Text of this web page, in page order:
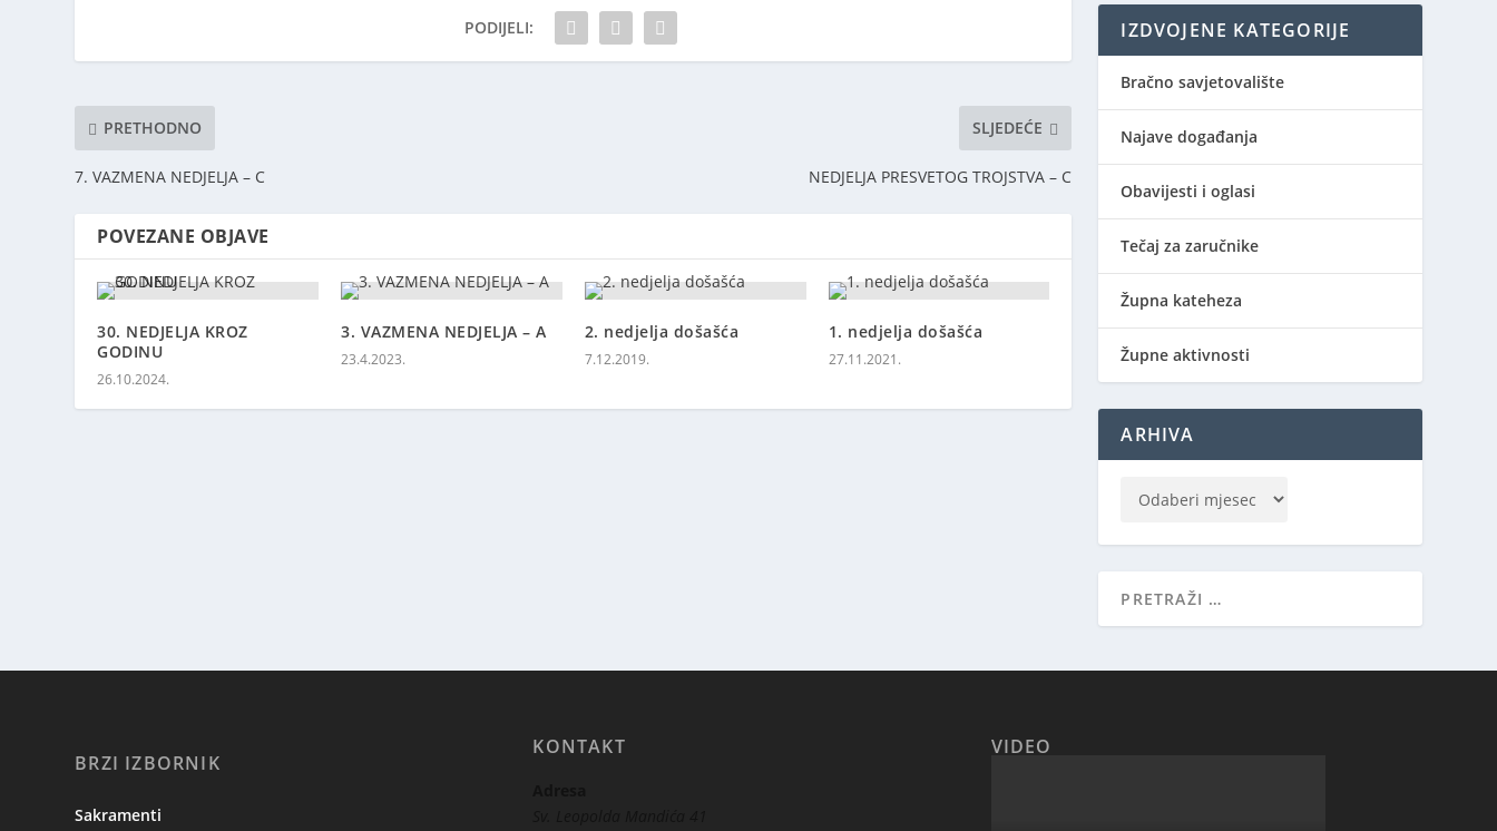
PODIJELI:
PRETHODNO
7. VAZMENA NEDJELJA – C
SLJEDEĆE
NEDJELJA PRESVETOG TROJSTVA – C
POVEZANE OBJAVE
30. NEDJELJA KROZ
GODINU
26.10.2024.
3. VAZMENA NEDJELJA – A
23.4.2023.
2. nedjelja došašća
7.12.2019.
1. nedjelja došašća
27.11.2021.
IZDVOJENE KATEGORIJE
Bračno savjetovalište
Najave događanja
Obavijesti i oglasi
Tečaj za zaručnike
Župna kateheza
Župne aktivnosti
ARHIVA
BRZI IZBORNIK
Sakramenti
KONTAKT VIDEO